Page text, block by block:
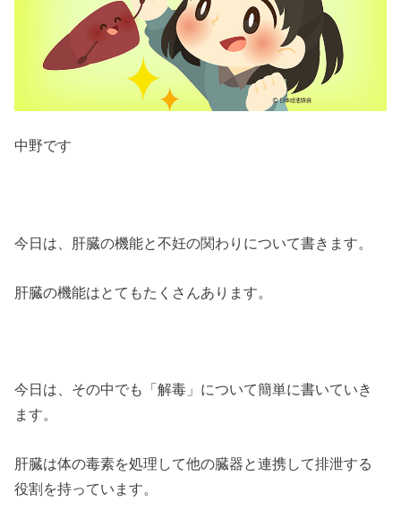
中野です
今日は、肝臓の機能と不妊の関わりについて書きます。
肝臓の機能はとてもたくさんあります。
今日は、その中でも「解毒」について簡単に書いていき
ます。
肝臓は体の毒素を処理して他の臓器と連携して排泄する
役割を持っています。